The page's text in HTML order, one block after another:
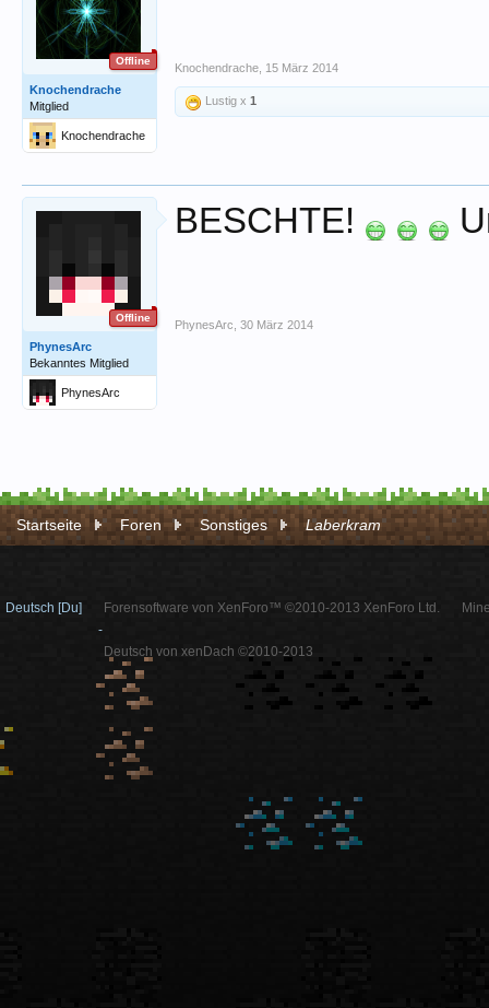
Offline
Knochendrache
Mitglied
Knochendrache
Knochendrache 15 März 2014
Lustig x 1
Offline
PhynesArc
Bekanntes Mitglied
PhynesArc
BESCHTE!
PhynesArc 30 März 2014
Startseite Foren Sonstiges Laberkram
Deutsch [Du]
Forensoftware von XenForo™ ©2010-2013 XenForo Ltd.
-
Deutsch von xenDach ©2010-2013